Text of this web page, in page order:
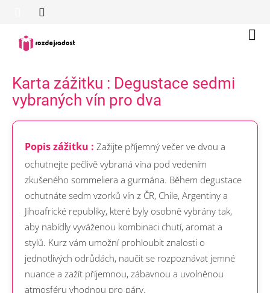
Karta zážitku : Degustace sedmi
vybraných vín pro dva
Popis zážitku : Zažijte příjemný večer ve dvou a
ochutnejte pečlivě vybraná vína pod vedením
zkušeného sommeliera a gurmána. Během degustace
ochutnáte sedm vzorků vín z ČR, Chile, Argentiny a
Jihoafrické republiky, které byly osobně vybrány tak,
aby nabídly vyváženou kombinaci chutí, aromat a
stylů. Kurz vám umožní prohloubit znalosti o
jednotlivých odrůdách, naučit se rozpoznávat jemné
nuance a zažít příjemnou, zábavnou a uvolněnou
atmosféru vhodnou pro páry.